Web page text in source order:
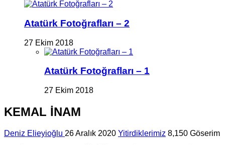
Atatürk Fotoğrafları – 2
27 Ekim 2018
Atatürk Fotoğrafları – 1
27 Ekim 2018
KEMAL İNAM
Deniz Elieyioğlu 26 Aralık 2020 Yitirdiklerimiz 8,150 Göserim